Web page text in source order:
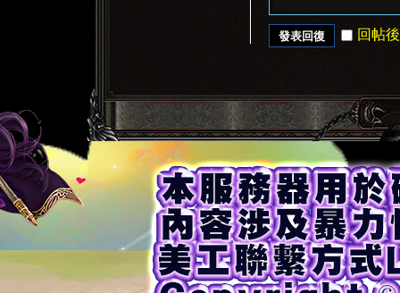
發表回復 回帖